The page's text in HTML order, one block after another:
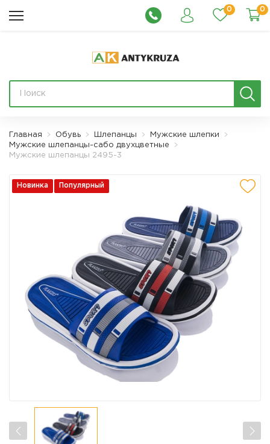
0 0
Главная Обувь Шлепанцы
Мужские шлепки
Мужские шлепанцы-сабо двухцветные
Мужские шлепанцы 2495-3
Новинка Популярный